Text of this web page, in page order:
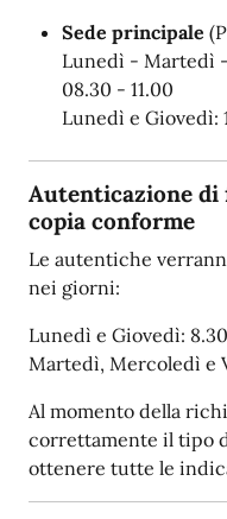
Sede principale
Lunedì - Martedì
08.30 - 11.00
Lunedì e Giovedì:
Autenticazione
copia conforme
Le autentiche
nei giorni:
Lunedì e Giovedì: 8.30
Martedì, Mercoledì e
Al momento della
correttamente il tipo
ottenere tutte le